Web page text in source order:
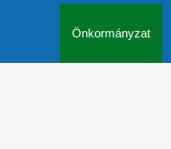
Önkormányzat